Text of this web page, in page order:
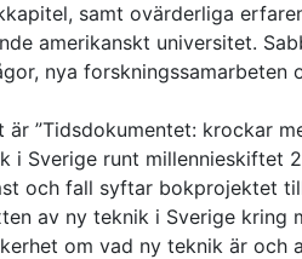
samt ovärderliga
amerikanskt universitet.
nya forskningssamarbeten
”Tidsdokumentet: krockar
Sverige runt millennieskiftet
och fall syftar bokprojektet
av ny teknik i Sverige kring
om vad ny teknik är